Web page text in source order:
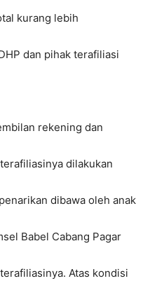
kurang lebih
dan pihak terafiliasi
rekening dan
dilakukan
dibawa oleh anak
Babel Cabang Pagar
Atas kondisi